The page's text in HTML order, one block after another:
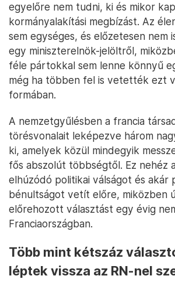
egyelőre nem tudni, ki és mikor
kormányalakítási megbízást. Az
sem egységes, és előzetesen nem
egy miniszterelnök-jelöltről,
féle pártokkal sem lenne könnyű
még ha többen fel is vetették ezt
formában.
A nemzetgyűlésben a francia
törésvonalait leképezve három
ki, amelyek közül mindegyik
fős abszolút többségtől. Ez nehéz
elhúzódó politikai válságot és akár
bénultságot vetít előre, miközben
előrehozott választást egy évig
Franciaországban.
Több mint kétszáz
léptek vissza az RN-nel